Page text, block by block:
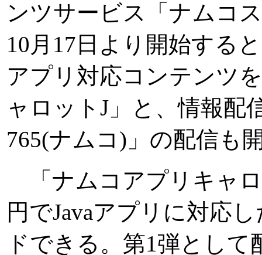
ンツサービス「ナムコ
10月17日より開始する
アプリ対応コンテンツ
ャロットJ」と、情報配
765(ナムコ)」の配信も
「ナムコアプリキャ
円でJavaアプリに対応
ドできる。第1弾とし